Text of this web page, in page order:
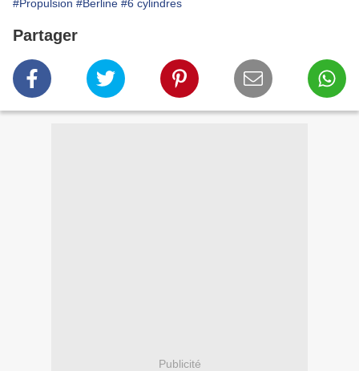
#Propulsion #Berline #6 cylindres
Partager
Publicité